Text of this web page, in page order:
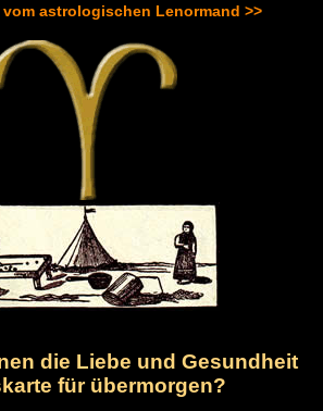
astrologischen Lenormand >>
die Liebe und Gesundheit
für übermorgen?